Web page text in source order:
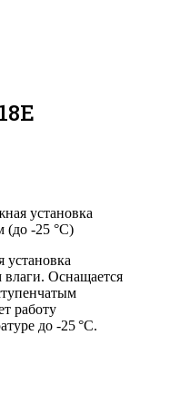
установка
(до -25 °C)
влаги. Оснащается
работу
до -25 °C.